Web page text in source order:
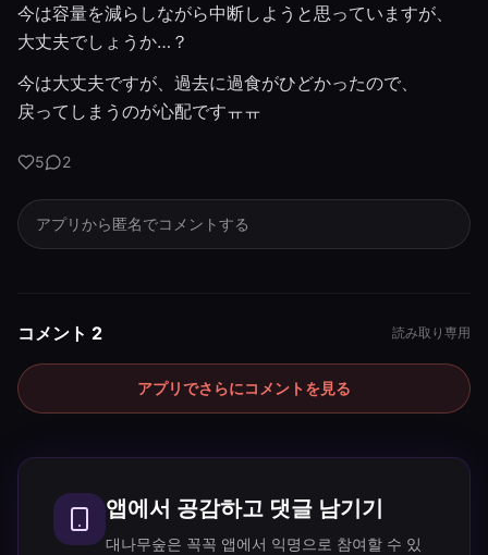
今は容量を減らしながら中断しようと思っていますが、
大丈夫でしょうか…？
今は大丈夫ですが、過去に過食がひどかったので、
戻ってしまうのが心配ですㅠㅠ
5 2
アプリから匿名でコメントする
コメント 2 読み取り専用
アプリでさらにコメントを見る
앱에서 공감하고 댓글 남기기
대나무숲은 꼭꼭 앱에서 익명으로 참여할 수 있